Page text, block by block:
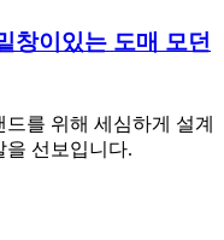
창이있는 도매 모던
를 위해 세심하게 설계
을 선보입니다.